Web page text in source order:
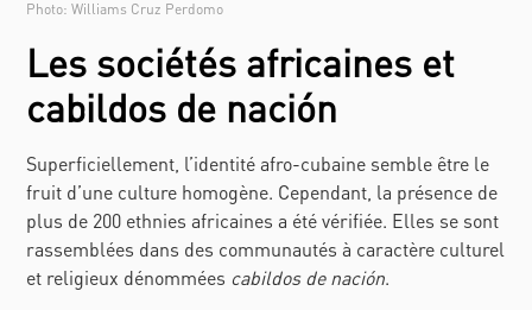
Photo: Williams Cruz Perdomo
Les sociétés africaines et
cabildos de nación
Superficiellement, l’identité afro-cubaine semble être le
fruit d’une culture homogène. Cependant, la présence de
plus de 200 ethnies africaines a été vérifiée. Elles se sont
rassemblées dans des communautés à caractère culturel
et religieux dénommées cabildos de nación.